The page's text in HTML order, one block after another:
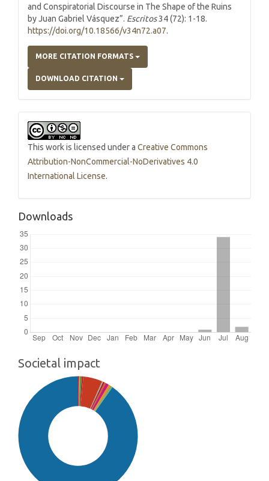
and Conspiratorial Discourse in The Shape of the Ruins
by Juan Gabriel Vásquez”. Escritos34 (72): 1-18.
https://doi.org/10.18566/v34n72.a07.
MORE CITATION FORMATS
DOWNLOAD CITATION
This work is licensed under a Creative Commons
Attribution-NonCommercial-NoDerivatives 4.0
International License.
Downloads
Societal impact